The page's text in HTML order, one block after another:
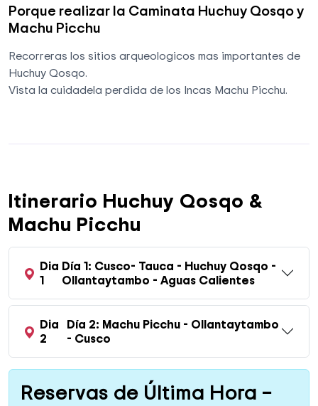
Porque realizar la Caminata Huchuy Qosqo y
Machu Picchu
Recorreras los sitios arqueologicos mas importantes de
Huchuy Qosqo.
Vista la cuidadela perdida de los Incas Machu Picchu.
Itinerario Huchuy Qosqo &
Machu Picchu
Dia
1
Día 1: Cusco- Tauca - Huchuy Qosqo -
Ollantaytambo - Aguas Calientes
Dia
2
Día 2: Machu Picchu - Ollantaytambo
- Cusco
Reservas de Última Hora –